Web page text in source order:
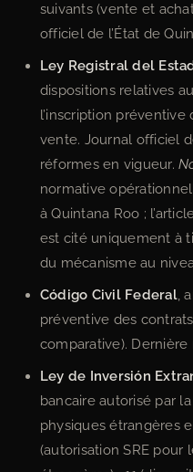
suivants (vente et
officiel de l’État de
Ley Registral del
dispositions relatives
l’inscription
vente. Journal officiel
réformes en vigueur.
normative
à Quintana Roo ;
est cité uniquement à
du mécanisme au
Código Civil Federal,
préventive des
comparative). Dernière
Ley de Inversión
bancaire autorisé par
physiques étrangères
(autorisation SRE pour